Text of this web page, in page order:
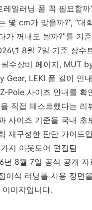
레일러닝 폴 꼭 필요할까
몇 cm가 맞을까?”, “대
가 꺼내도 될까?”를 기
년 8월 7일 기준 장수
수장비 페이지, MUT
Gear, LEKI 폴 길이 안
Pole 사이즈 안내를 확
직접 테스트했다는 리
사이즈 기준을 국내 초
재구성한 판단 가이드
지 아웃도어 편집팀
년 8월 7일 공식 공개 자
이식 러닝폴 사용 장면
미지입니다.